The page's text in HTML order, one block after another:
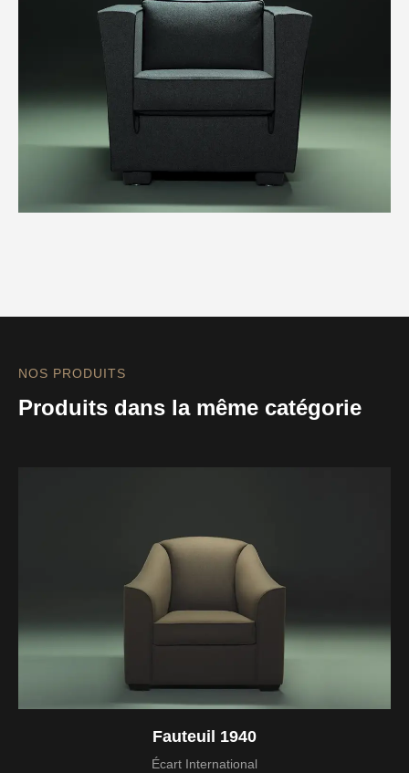
NOS PRODUITS
Produits dans la même catégorie
Fauteuil 1940
Écart International